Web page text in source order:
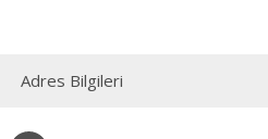
Adres Bilgileri